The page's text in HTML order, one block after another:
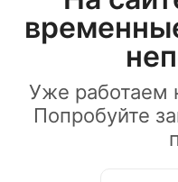
Уже работаем
Попробуйте